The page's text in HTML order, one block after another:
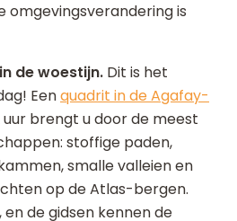
omgevingsverandering is
de woestijn. Dit is het
Eenquadrit in de Agafay-
uur brengt u door de meest
stoffige paden,
smalle valleien en
op de Atlas-bergen.
de gidsen kennen de